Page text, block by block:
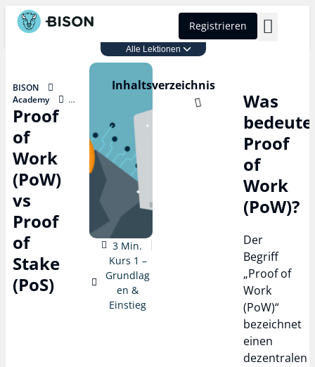
Registrieren
Alle Lektionen
BISON
Academy
Kurs 1 –
Grundlagen &
Einstieg
Proof of Work
(PoW) vs Proof
of Stake (PoS)
Proof
of
Work
(PoW)
vs
Proof
of
Stake
(PoS)
3 Min.
Kurs 1 –
Grundlag
en &
Einstieg
Inhaltsverzeichnis
Was
Proof
of
Work
(PoW)?
Der
Begriff
„Proof of
Work
(PoW)“
bezeichnet
einen
dezentralen